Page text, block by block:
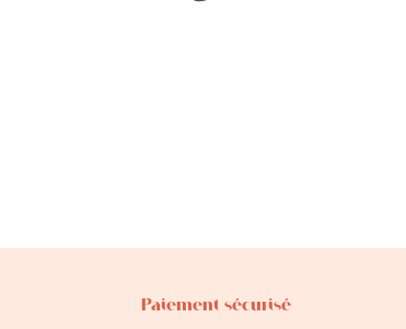
Paiement sécurisé